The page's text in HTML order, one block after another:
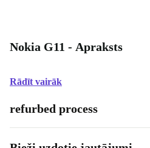
Nokia G11 - Apraksts
Rādīt vairāk
refurbed process